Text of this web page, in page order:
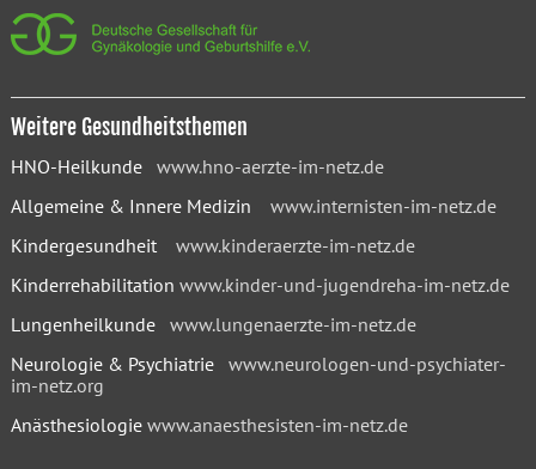
Weitere Gesundheitsthemen
HNO-Heilkunde www.hno-aerzte-im-netz.de
Allgemeine & Innere Medizin www.internisten-im-netz.de
Kindergesundheit www.kinderaerzte-im-netz.de
Kinderrehabilitation www.kinder-und-jugendreha-im-netz.de
Lungenheilkunde www.lungenaerzte-im-netz.de
Neurologie & Psychiatrie www.neurologen-und-psychiater-
im-netz.org
Anästhesiologie www.anaesthesisten-im-netz.de